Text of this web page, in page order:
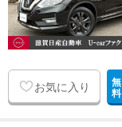
お気に入り 無
料